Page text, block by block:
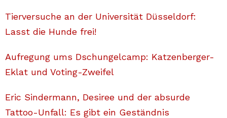
Tierversuche an der Universität Düsseldorf:
Lasst die Hunde frei!
Aufregung ums Dschungelcamp: Katzenberger-
Eklat und Voting-Zweifel
Eric Sindermann, Desiree und der absurde
Tattoo-Unfall: Es gibt ein Geständnis